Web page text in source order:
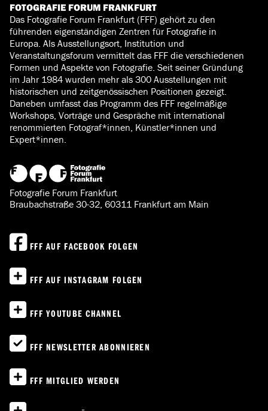
FOTOGRAFIE FORUM FRANKFURT
Das Fotografie Forum Frankfurt (FFF) gehört zu den
führenden eigenständigen Zentren für Fotografie in
Europa. Als Ausstellungsort, Institution und
Veranstaltungsforum vermittelt das FFF die verschiedenen
Formen und Aspekte von Fotografie. Seit seiner Gründung
im Jahr 1984 wurden mehr als 300 Ausstellungen mit
historischen und zeitgenössischen Positionen gezeigt.
Daneben umfasst das Programm des FFF regelmäßige
Workshops, Vorträge und Gespräche mit international
renommierten Fotograf*innen, Künstler*innen und
Expert*innen.
Fotografie Forum Frankfurt
Braubachstraße 30-32, 60311 Frankfurt am Main
FFF AUF FACEBOOK FOLGEN
FFF AUF INSTAGRAM FOLGEN
FFF YOUTUBE CHANNEL
FFF NEWSLETTER ABONNIEREN
FFF MITGLIED WERDEN